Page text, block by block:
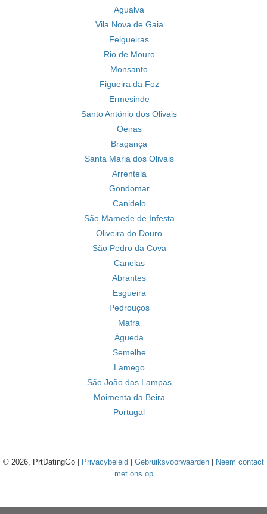
Agualva
Vila Nova de Gaia
Felgueiras
Rio de Mouro
Monsanto
Figueira da Foz
Ermesinde
Santo António dos Olivais
Oeiras
Bragança
Santa Maria dos Olivais
Arrentela
Gondomar
Canidelo
São Mamede de Infesta
Oliveira do Douro
São Pedro da Cova
Canelas
Abrantes
Esgueira
Pedrouços
Mafra
Águeda
Semelhe
Lamego
São João das Lampas
Moimenta da Beira
Portugal
© 2026, PrtDatingGo | Privacybeleid Gebruiksvoorwaarden
Neem contact
met ons op